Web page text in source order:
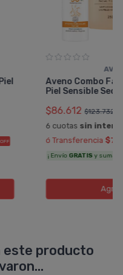
Aveno Combo
Piel Sensible Seca
$86.612 $123.732
6 cuotas sin
ó Transferencia
¡ Envío GRATISy sumás
este producto